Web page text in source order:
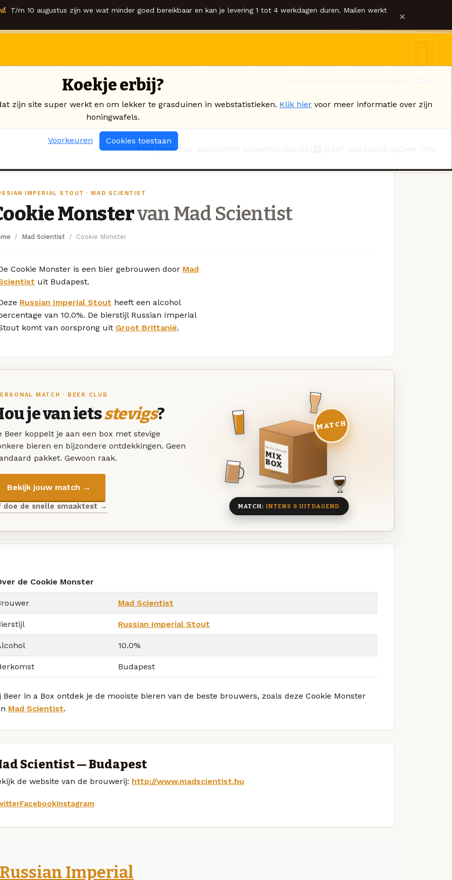
T/m 10 augustus zijn we wat minder goed bereikbaar en kan je levering 1 tot 4 werkdagen duren. Mailen werkt ×
Stel jouw box samen
IMPERIAL STOUT · MAD SCIENTIST
Monstervan Mad Scientist
Mad Scientist Cookie Monster
Cookie Monster is een bier gebrouwen door Mad
uit Budapest.
Russian Imperial Stout heeft een alcohol
van 10.0%. De bierstijl Russian Imperial
komt van oorsprong uit Groot Brittanië.
MATCH · BEER CLUB
je van ietsstevigs?
Beer koppelt je aan een box met stevige
bieren en bijzondere ontdekkingen. Geen
pakket. Gewoon raak.
Bekijk jouw match →
doe de snelle smaaktest →
DEZE MAAND
MIX
BOX
8 BIEREN
MATCH
MATCH: INTENS & UITDAGEND
de Cookie Monster
Mad Scientist
Russian Imperial Stout
10.0%
Budapest
Beer in a Box ontdek je de mooiste bieren van de beste brouwers, zoals deze Cookie Monster
Mad Scientist.
Scientist — Budapest
de website van de brouwerij: http://www.madscientist.hu
FacebookInstagram
Russian Imperial
Koekje erbij?
zijn site super werkt en om lekker te grasduinen in webstatistieken. Klik hier voor meer informatie over zijn
honingwafels.
Voorkeuren Cookies toestaan